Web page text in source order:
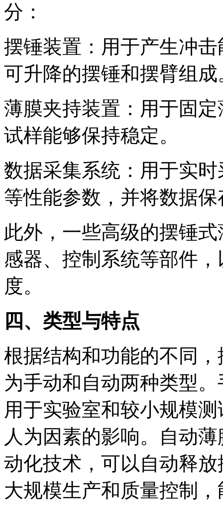
分：
摆锤装置：用于产生冲
可升降的摆锤和摆臂组成
薄膜夹持装置：用于固
试样能够保持稳定。
数据采集系统：用于实
等性能参数，并将数据
此外，一些高级的摆锤
感器、控制系统等部件
度。
四、类型与特点
根据结构和功能的不同
为手动和自动两种类型
用于实验室和较小规模
人为因素的影响。自动
动化技术，可以自动释
大规模生产和质量控制